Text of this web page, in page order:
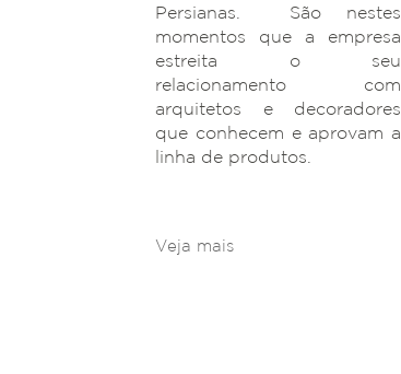
Persianas. São nestes
momentos que a empresa
estreita o seu
relacionamento com
arquitetos e decoradores
que conhecem e aprovam a
linha de produtos.
Veja mais